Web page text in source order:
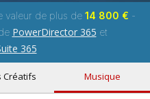
valeur de plus de 14 800 € -
PowerDirector 365 et
365
Créatifs Musique